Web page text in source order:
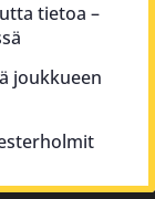
tietoa –
joukkueen